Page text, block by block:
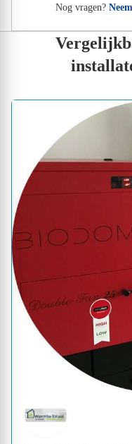
Nog vragen?